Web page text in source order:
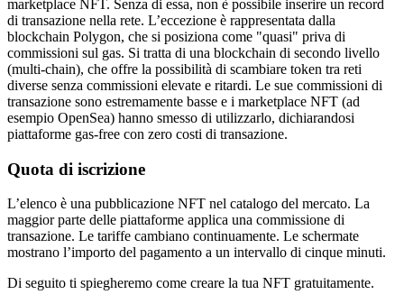
marketplace NFT. Senza di essa, non è possibile inserire un record
di transazione nella rete. L’eccezione è rappresentata dalla
blockchain Polygon, che si posiziona come "quasi" priva di
commissioni sul gas. Si tratta di una blockchain di secondo livello
(multi-chain), che offre la possibilità di scambiare token tra reti
diverse senza commissioni elevate e ritardi. Le sue commissioni di
transazione sono estremamente basse e i marketplace NFT (ad
esempio OpenSea) hanno smesso di utilizzarlo, dichiarandosi
piattaforme gas-free con zero costi di transazione.
Quota di iscrizione
L’elenco è una pubblicazione NFT nel catalogo del mercato. La
maggior parte delle piattaforme applica una commissione di
transazione. Le tariffe cambiano continuamente. Le schermate
mostrano l’importo del pagamento a un intervallo di cinque minuti.
Di seguito ti spiegheremo come creare la tua NFT gratuitamente.